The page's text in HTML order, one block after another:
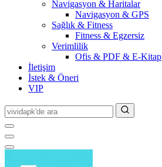
Navigasyon & Haritalar
Navigasyon & GPS
Sağlık & Fitness
Fitness & Egzersiz
Verimlilik
Ofis & PDF & E-Kitap
İletişim
İstek & Öneri
VIP
Search
for: